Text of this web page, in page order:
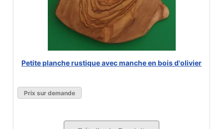
Petite planche rustique avec manche en bois d'olivier
Prix sur demande